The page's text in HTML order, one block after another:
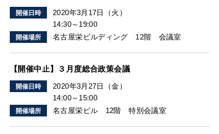
開催日時
2020年3月17日（火）
14:30～19:00
開催場所 名古屋栄ビルディング 12階 会議室
【開催中止】３月度総合政策会議
開催日時
2020年3月27日（金）
14:00～15:00
開催場所 名古屋栄ビル 12階 特別会議室